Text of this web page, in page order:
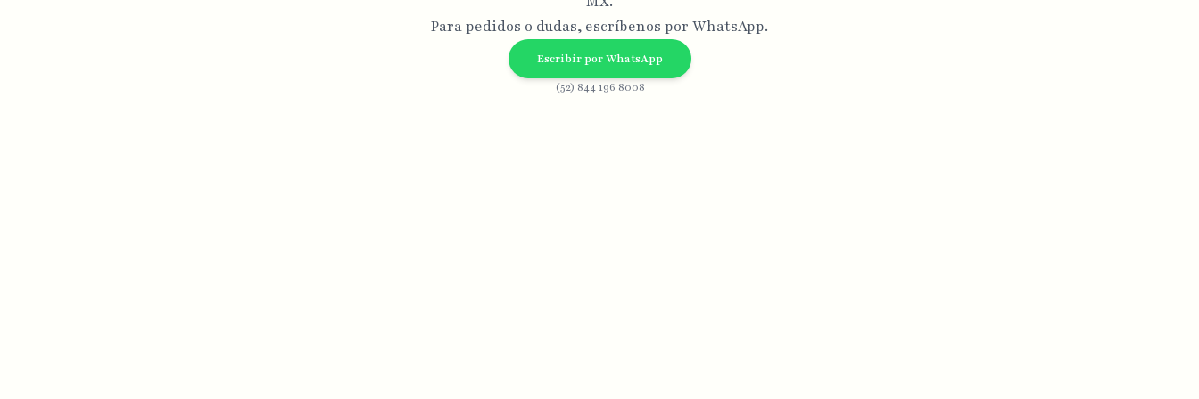
Para pedidos o dudas, escríbenos por WhatsApp.
Escribir por WhatsApp
(52) 844 196 8008